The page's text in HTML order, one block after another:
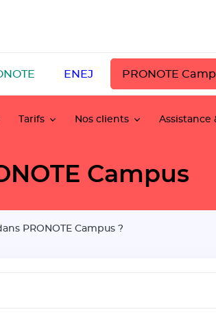
ENEJ PRONOTE
Tarifs Nos clients Assistance
Campus
PRONOTE Campus ?